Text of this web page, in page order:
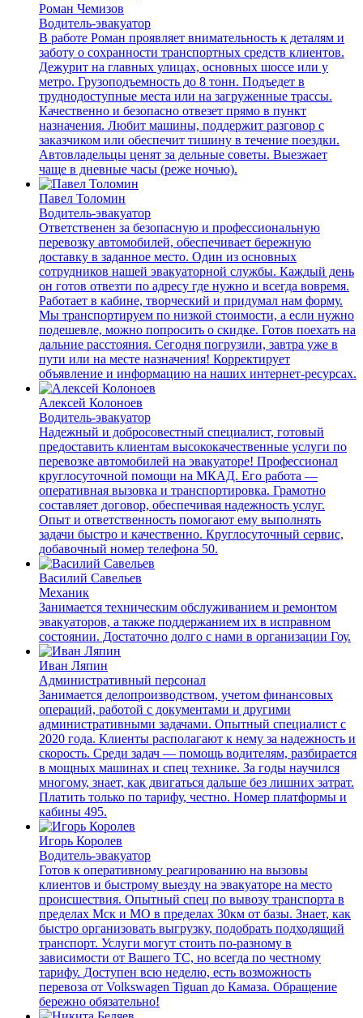
Роман Чемизов
Водитель-эвакуатор
В работе Роман проявляет внимательность к деталям и
заботу о сохранности транспортных средств клиентов.
Дежурит на главных улицах, основных шоссе или у
метро. Грузоподъемность до 8 тонн. Подъедет в
труднодоступные места или на загруженные трассы.
Качественно и безопасно отвезет прямо в пункт
назначения. Любит машины, поддержит разговор с
заказчиком или обеспечит тишину в течение поездки.
Автовладельцы ценят за дельные советы. Выезжает
чаще в дневные часы (реже ночью).
Павел Толомин
Водитель-эвакуатор
Ответственен за безопасную и профессиональную
перевозку автомобилей, обеспечивает бережную
доставку в заданное место. Один из основных
сотрудников нашей эвакуаторной службы. Каждый день
он готов отвезти по адресу где нужно и всегда вовремя.
Работает в кабине, творческий и придумал нам форму.
Мы транспортируем по низкой стоимости, а если нужно
подешевле, можно попросить о скидке. Готов поехать на
дальние расстояния. Сегодня погрузили, завтра уже в
пути или на месте назначения! Корректирует
объявление и информацию на наших интернет-ресурсах.
Алексей Колоноев
Водитель-эвакуатор
Надежный и добросовестный специалист, готовый
предоставить клиентам высококачественные услуги по
перевозке автомобилей на эвакуаторе! Профессионал
круглосуточной помощи на МКАД. Его работа —
оперативная вызовка и транспортировка. Грамотно
составляет договор, обеспечивая надежность услуг.
Опыт и ответственность помогают ему выполнять
задачи быстро и качественно. Круглосуточный сервис,
добавочный номер телефона 50.
Василий Савельев
Механик
Занимается техническим обслуживанием и ремонтом
эвакуаторов, а также поддержанием их в исправном
состоянии. Достаточно долго с нами в организации Гоу.
Иван Ляпин
Административный персонал
Занимается делопроизводством, учетом финансовых
операций, работой с документами и другими
административными задачами. Опытный специалист с
2020 года. Клиенты располагают к нему за надежность и
скорость. Среди задач — помощь водителям, разбирается
в мощных машинах и спец технике. За годы научился
многому, знает, как двигаться дальше без лишних затрат.
Платить только по тарифу, честно. Номер платформы и
кабины 495.
Игорь Королев
Водитель-эвакуатор
Готов к оперативному реагированию на вызовы
клиентов и быстрому выезду на эвакуаторе на место
происшествия. Опытный спец по вывозу транспорта в
пределах Мск и МО в пределах 30км от базы. Знает, как
быстро организовать выгрузку, подобрать подходящий
транспорт. Услуги могут стоить по-разному в
зависимости от Вашего ТС, но всегда по честному
тарифу. Доступен всю неделю, есть возможность
перевоза от Volkswagen Tiguan до Камаза. Обращение
бережно обязательно!